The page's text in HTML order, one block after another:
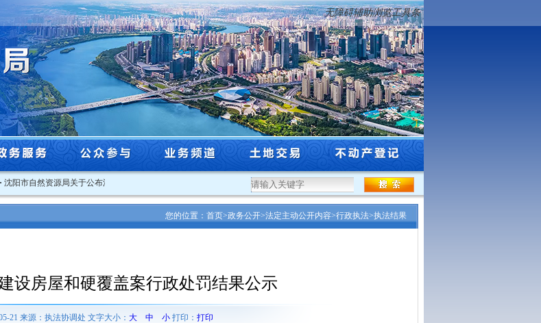
无障碍辅助浏览工具条
沈阳市自然资源局关于公布沈阳市辖区2026年标定地价更新成果... 北京至哈尔滨高速公路盘锦至沈阳段改扩建工程 （沈阳市段）规...
您的位置： 首页>政务公开>法定主动公开内容>行政执法>执法结果
设房屋和硬覆盖案行政处罚结果公示
21 来源：执法协调处 文字大小： 大 中 小打印： 打印